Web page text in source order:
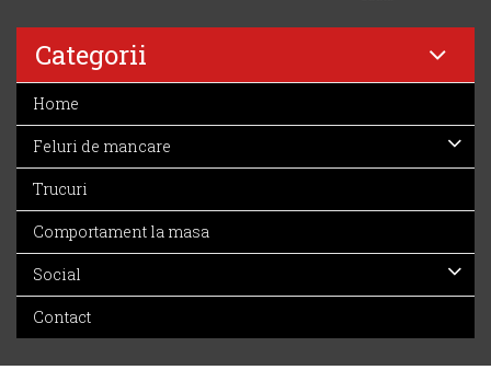
Categorii
Home
Feluri de mancare
Trucuri
Comportament la masa
Social
Contact